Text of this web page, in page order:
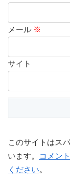
メール ※
サイト
このサイトはス
います。
コメン
ください。